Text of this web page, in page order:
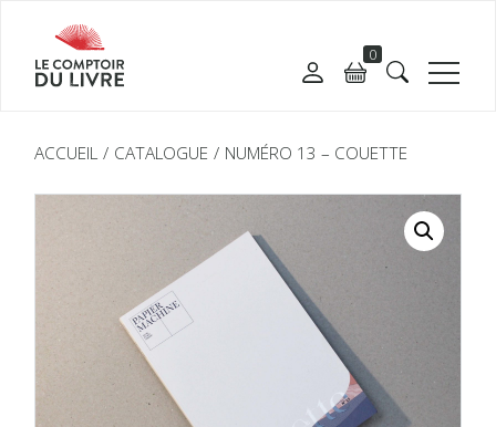
0
ACCUEIL CATALOGUE NUMÉRO 13 – COUETTE